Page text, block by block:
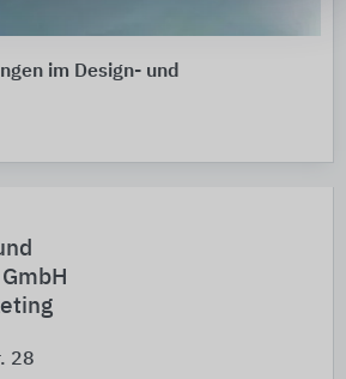
28
im Design- und